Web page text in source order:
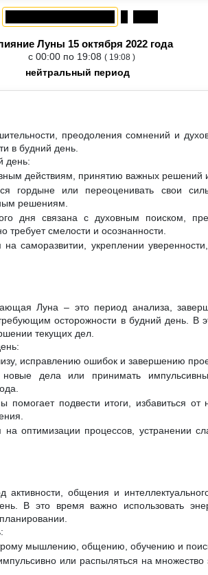
Луны 15 октября 2022 года
с 00:00 по 19:08 ( 19:08 )
нейтральный период
преодоления сомнений и
в будний день.
день:
действиям, принятию важных решений
гордыне или переоценивать свои
решениям.
дня связана с духовным поиском,
смелости и осознанности.
саморазвитии, укреплении
Луна – это период анализа,
осторожности в будний день. В
текущих дел.
исправлению ошибок и завершению
дела или принимать
подвести итоги, избавиться от
на оптимизации процессов, устранении
активности, общения и
В это время важно использовать
мышлению, общению, обучению и
или распыляться на множество